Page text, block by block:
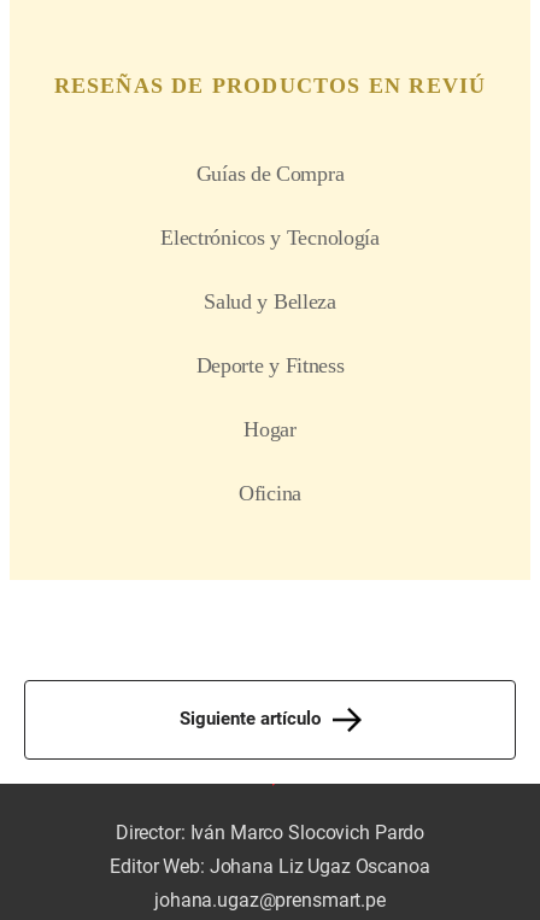
Siguiente artículo
Director: Iván Marco Slocovich Pardo
Editor Web: Johana Liz Ugaz Oscanoa
johana.ugaz@prensmart.pe